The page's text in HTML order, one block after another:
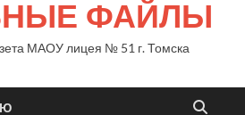
ФАЙЛЫ
МАОУ лицея № 51 г. Томска